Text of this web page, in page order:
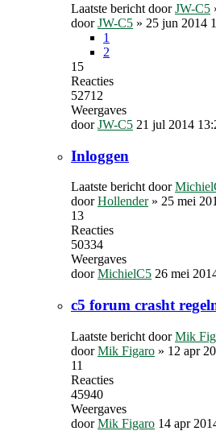
Laatste bericht doorJW-C5
doorJW-C5 » 25 jun 2014
1
2
15
Reacties
52712
Weergaves
doorJW-C5 21 jul 2014
Inloggen
Laatste bericht door
doorHollender» 25 mei
13
Reacties
50334
Weergaves
doorMichielC5 26 mei
c5 forum crasht
Laatste bericht doorMik
doorMik Figaro » 12 apr
11
Reacties
45940
Weergaves
doorMik Figaro 14 apr